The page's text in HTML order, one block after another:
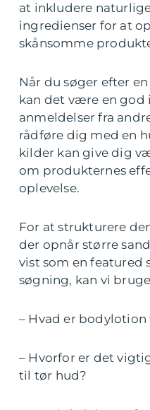
at inkludere
ingredienser for at
skånsomme
Når du søger efter
kan det være en god
anmeldelser fra
rådføre dig med en
kilder kan give dig
om produkternes
oplevelse.
For at strukturere
der opnår større
vist som en featured
søgning, kan vi
– Hvad er
– Hvorfor er det
til tør hud?